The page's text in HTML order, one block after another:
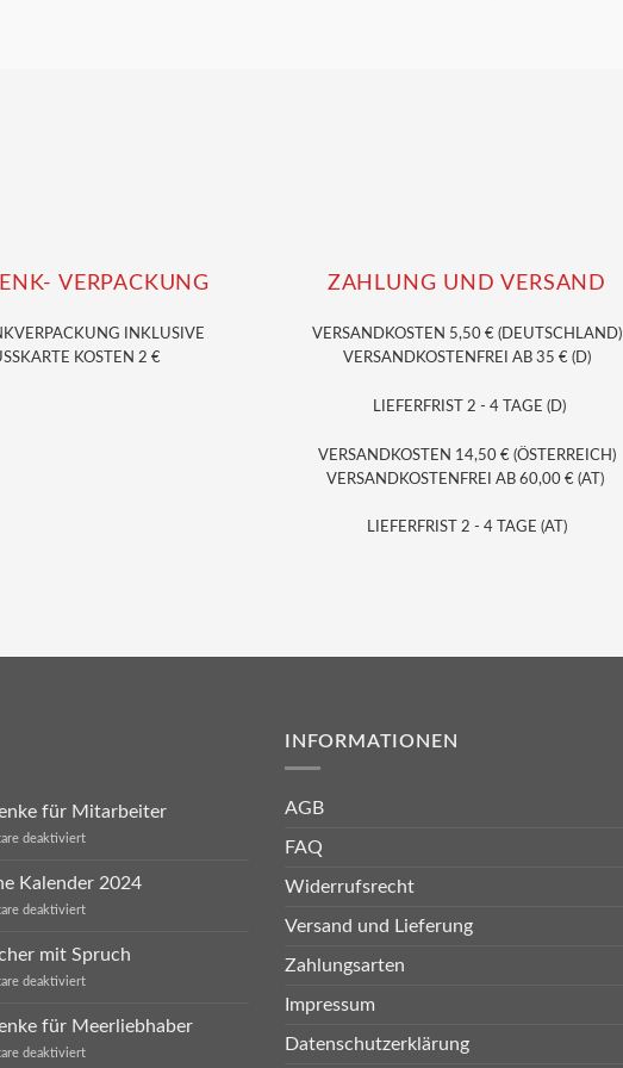
VERPACKUNG
INKLUSIVE
KOSTEN 2 €
ZAHLUNG UND VERSAND
VERSANDKOSTEN 5,50 € (DEUTSCHLAND)
VERSANDKOSTENFREI AB 35 € (D)
LIEFERFRIST 2 - 4 TAGE (D)
VERSANDKOSTEN 14,50 € (ÖSTERREICH)
VERSANDKOSTENFREI AB 60,00 € (AT)
LIEFERFRIST 2 - 4 TAGE (AT)
für Mitarbeiter
deaktiviertfür
Mitarbeiter
Kalender 2024
deaktiviertfür
2024
mit Spruch
deaktiviertfür
Spruch
für Meerliebhaber
deaktiviertfür
INFORMATIONEN
AGB
FAQ
Widerrufsrecht
Versand und Lieferung
Zahlungsarten
Impressum
Datenschutzerklärung